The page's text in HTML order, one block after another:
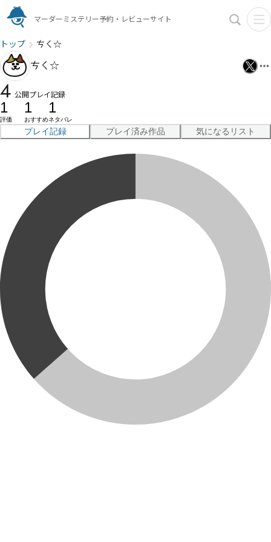
マーダーミステリー予約・レビューサイト
トップ ㄘㄑ☆
ㄘㄑ☆
4 公開プレイ記録
1
評価
1
おすすめ
1
ネタバレ
プレイ記録 プレイ済み作品 気になるリスト